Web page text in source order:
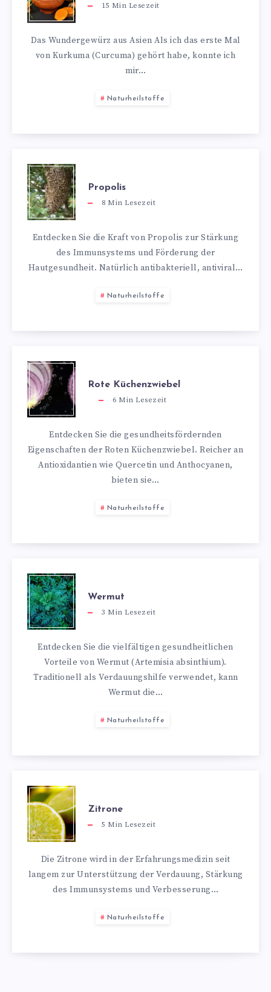
15 Min Lesezeit
Das Wundergewürz aus Asien Als ich das erste Mal
von Kurkuma (Curcuma) gehört habe, konnte ich
mir…
Naturheilstoffe
Propolis
8 Min Lesezeit
Entdecken Sie die Kraft von Propolis zur Stärkung
des Immunsystems und Förderung der
Hautgesundheit. Natürlich antibakteriell, antiviral…
Naturheilstoffe
Rote Küchenzwiebel
6 Min Lesezeit
Entdecken Sie die gesundheitsfördernden
Eigenschaften der Roten Küchenzwiebel. Reicher an
Antioxidantien wie Quercetin und Anthocyanen,
bieten sie…
Naturheilstoffe
Wermut
3 Min Lesezeit
Entdecken Sie die vielfältigen gesundheitlichen
Vorteile von Wermut (Artemisia absinthium).
Traditionell als Verdauungshilfe verwendet, kann
Wermut die…
Naturheilstoffe
Zitrone
5 Min Lesezeit
Die Zitrone wird in der Erfahrungsmedizin seit
langem zur Unterstützung der Verdauung, Stärkung
des Immunsystems und Verbesserung…
Naturheilstoffe